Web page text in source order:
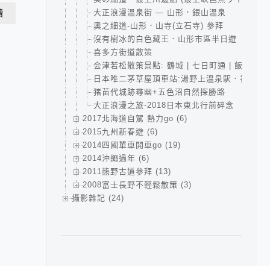
大正浪漫溫泉街 — 山形．銀山溫泉
奧之細道-山形．山寺(立石寺) 參拜
沒有樹冰的白色藏王．山形市區半日遊
喜多方街道散策
会津若松散策景點: 鶴城 | 七日町通 | 飯盛山
日本唯二茅草屋頂車站:湯野上溫泉駅．福島版
猪苗代城跡尋幽+五色沼自然探勝路
大正浪漫之旅-2018日本東北行前碎念
2017北海道自駕 熱力go (6)
2015九州新春遊 (6)
2014四國單車開車go (19)
2014沖繩過年 (6)
2011熊野古道參拜 (13)
2008富士長野不輕鬆散策 (3)
攝影雜記 (24)